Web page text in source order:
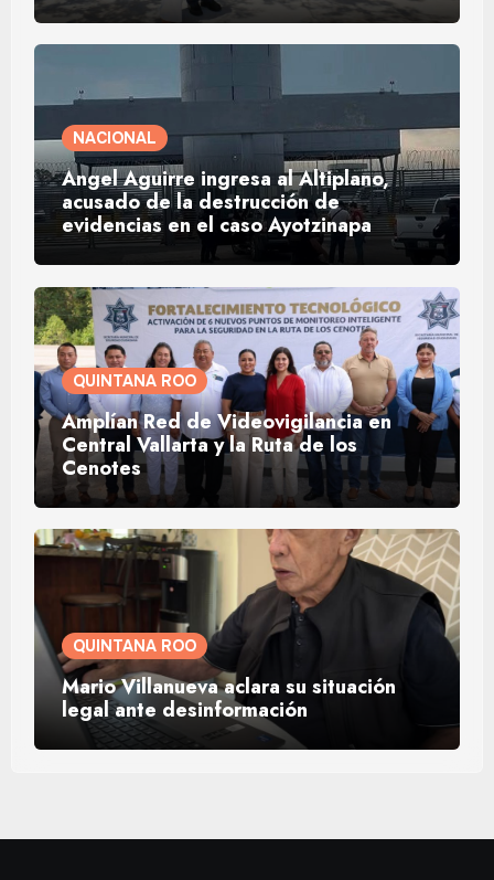
NACIONAL
Ángel Aguirre ingresa al Altiplano,
acusado de la destrucción de
evidencias en el caso Ayotzinapa
QUINTANA ROO
Amplían Red de Videovigilancia en
Central Vallarta y la Ruta de los
Cenotes
QUINTANA ROO
Mario Villanueva aclara su situación
legal ante desinformación